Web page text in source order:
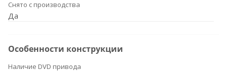
Снято с производства
Да
Особенности конструкции
Наличие DVD привода